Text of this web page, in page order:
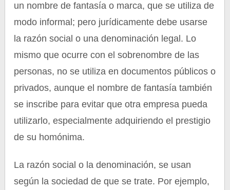
un nombre de fantasía o marca, que se utiliza de
modo informal; pero jurídicamente debe usarse
la razón social o una denominación legal. Lo
mismo que ocurre con el sobrenombre de las
personas, no se utiliza en documentos públicos o
privados, aunque el nombre de fantasía también
se inscribe para evitar que otra empresa pueda
utilizarlo, especialmente adquiriendo el prestigio
de su homónima.
La razón social o la denominación, se usan
según la sociedad de que se trate. Por ejemplo,